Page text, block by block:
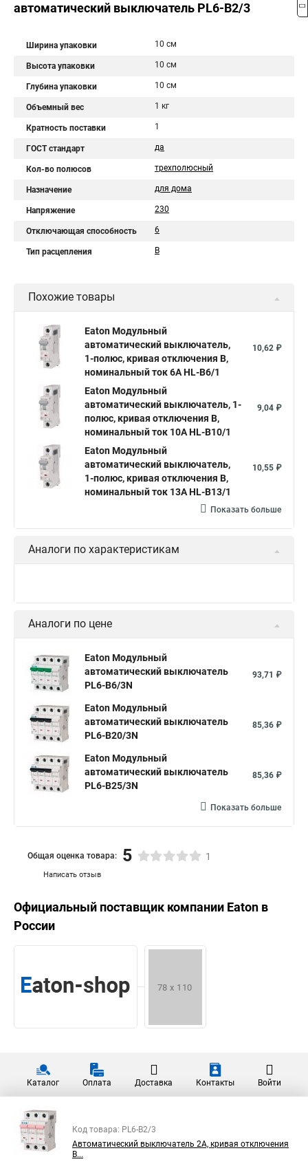
автоматический выключатель PL6-B2/3
Ширина упаковки 10 см
Высота упаковки 10 см
Глубина упаковки 10 см
Объемный вес 1 кг
Кратность поставки 1
ГОСТ стандарт да
Кол-во полюсов трехполюсный
Назначение для дома
Напряжение 230
Отключающая способность 6
Тип расцепления B
Похожие товары
Eaton Модульный
автоматический выключатель,
1-полюс, кривая отключения B,
номинальный ток 6А HL-B6/1
10,62 ₽
Eaton Модульный
автоматический выключатель, 1-
полюс, кривая отключения B,
номинальный ток 10А HL-B10/1
9,04 ₽
Eaton Модульный
автоматический выключатель,
1-полюс, кривая отключения B,
номинальный ток 13А HL-B13/1
10,55 ₽
Показать больше
Аналоги по характеристикам
Аналоги по цене
Eaton Модульный
автоматический выключатель
PL6-B6/3N
93,71 ₽
Eaton Модульный
автоматический выключатель
PL6-B20/3N
85,36 ₽
Eaton Модульный
автоматический выключатель
PL6-B25/3N
85,36 ₽
Показать больше
Написать отзыв
Общая оценка товара: 5 1
Официальный поставщик компании Eaton в
России
Каталог Оплата Доставка Контакты Войти
Код товара: PL6-B2/3
Автоматический выключатель 2А, кривая отключения
В...